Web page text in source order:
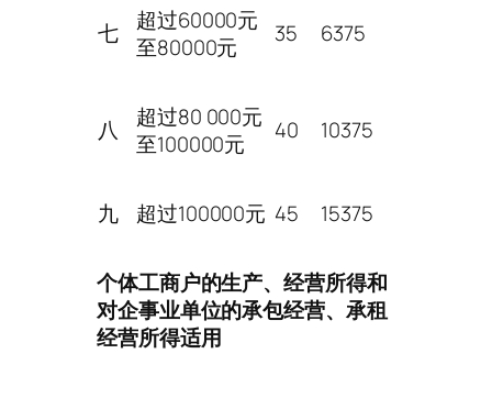
七
超过60000元
至80000元
35 6375
八
超过80 000元
至100000元
40 10375
九 超过100000元 45 15375
个体工商户的生产、经营所得和
对企事业单位的承包经营、承租
经营所得适用